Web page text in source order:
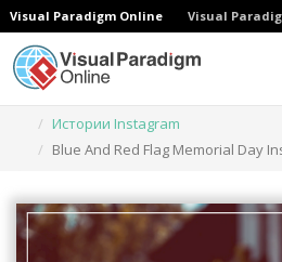
Visual Paradigm Online Visual
Истории Instagram
Blue And Red Flag Memorial Day